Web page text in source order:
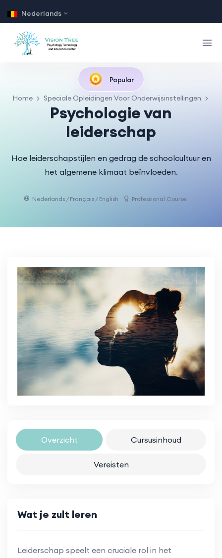
Nederlands
Popular
Home Speciale Opleidingen Voor Onderwijsinstellingen
Psychologie van
leiderschap
Hoe leiderschapstijlen en gedrag de schoolcultuur en
het algemene klimaat beïnvloeden.
Nederlands / Français / English Professional Course
Overzicht Cursusinhoud
Vereisten
Wat je zult leren
Leiderschap speelt een cruciale rol in het